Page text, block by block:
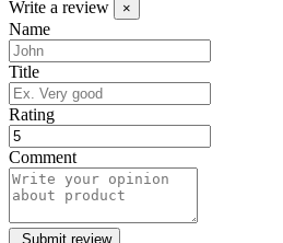
Write a review ×
Name
Title
Rating
Comment